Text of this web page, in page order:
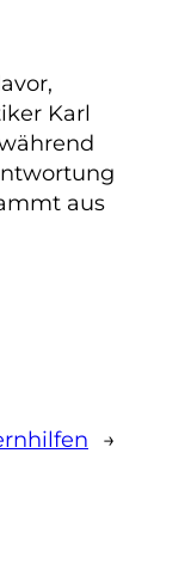
Karl
aus
→